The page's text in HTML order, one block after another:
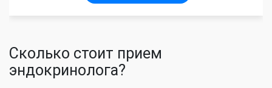
Сколько стоит прием
эндокринолога?